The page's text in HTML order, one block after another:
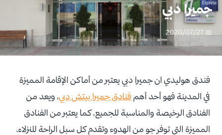
جميرا دبي
📅 2020/07/27
فندق هوليدي ان جميرا دبي يعتبر من أماكن الإقامة المميزة
في المدينة فهو أحد أهمفنادق جميرا بيتش دبي، ويعد من
الفنادق الرخيصة والمناسبة للجميع، كما يعتبر من الفنادق
المميزة التي توفر جو من الهدوء وتقدم كل سبل الراحة للنزلاء،